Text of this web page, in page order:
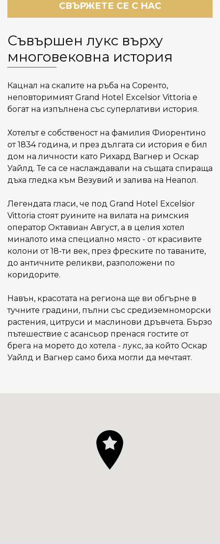
СВЪРЖЕТЕ СЕ С НАС
Съвършен лукс върху
многовековна история
Кацнал на скалите на ръба на Соренто,
неповторимият Grand Hotel Excelsior Vittoria е
богат на изпълнена със суперлативи история.
Хотелът е собственост на фамилия Фиорентино
от 1834 година, и през дългата си история е бил
дом на личности като Рихард Вагнер и Оскар
Уайлд. Те са се наслаждавали на същата спираща
дъха гледка към Везувий и залива на Неапол.
Легендата гласи, че под Grand Hotel Excelsior
Vittoria стоят руините на вилата на римския
оператор Октавиан Август, а в целия хотел
миналото има специално място - от красивите
колони от 18-ти век, през фреските по таваните,
до античните реликви, разположени по
коридорите.
Навън, красотата на региона ще ви обгърне в
тучните градини, пълни със средиземноморски
растения, цитруси и маслинови дръвчета. Бързо
пътешествие с асансьор пренася гостите от
брега на морето до хотела - лукс, за който Оскар
Уайлд и Вагнер само биха могли да мечтаят.